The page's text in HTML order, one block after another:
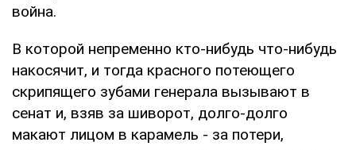
война.
В которой непременно кто-нибудь что-нибудь
накосячит, и тогда красного потеющего
скрипящего зубами генерала вызывают в
сенат и, взяв за шиворот, долго-долго
макают лицом в карамель - за потери,